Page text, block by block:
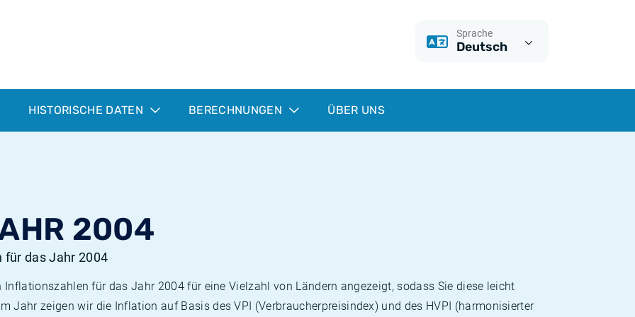
Sprache
Deutsch
HISTORISCHE DATEN BERECHNUNGEN ÜBER UNS
2004
das Jahr 2004
für das Jahr 2004 für eine Vielzahl von Ländern angezeigt, sodass Sie diese leicht
Jahr zeigen wir die Inflation auf Basis des VPI (Verbraucherpreisindex) und des HVPI (harmonisierter